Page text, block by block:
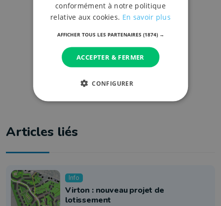
Articles liés
Info
Virton : nouveau projet de
lotissement
conformément à notre politique
relative aux cookies. En savoir plus
AFFICHER TOUS LES PARTENAIRES (1874) →
ACCEPTER & FERMER
CONFIGURER